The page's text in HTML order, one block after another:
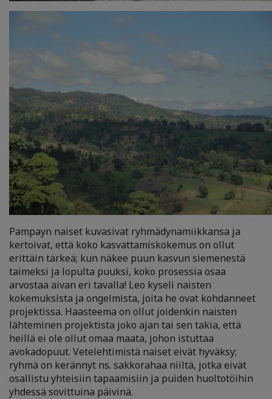
Pampayn naiset kuvasivat ryhmädynamiikkansa ja
kertoivat, että koko kasvattamiskokemus on ollut
erittäin tärkeä; kun näkee puun kasvun siemenestä
taimeksi ja lopulta puuksi, koko prosessia osaa
arvostaa aivan eri tavalla! Leo kyseli naisten
kokemuksista ja ongelmista, joita he ovat kohdanneet
projektissa. Haasteema on ollut joidenkin naisten
lähteminen projektista joko ajan tai sen takia, että
heillä ei ole ollut omaa maata, johon istuttaa
avokadopuut. Vetelehtimistä naiset eivät hyväksy;
ryhmä on kerännyt ns. sakkorahaa niiltä, jotka eivät
osallistu yhteisiin tapaamisiin ja puiden huoltotöihin
yhdessä sovittuina päivinä.